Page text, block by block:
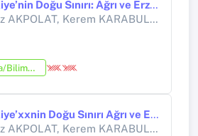
Türkiye’nin Doğu Sınırı: Ağrı ve Erzurum’da Göçmenler ve Göç Süreçleri
Yıldız AKPOLAT, Kerem KARABULUT, Dilek ÖZDEMİR, Songül GÜL, Özlem TOPÇUOĞLU, Güray ALPAR,
Araştırma/Bilimsel Kitap (Tez Hariç)
Türkiye’xxnin Doğu Sınırı Ağrı ve Erzurum’xxda Göçmenler ve Göç Süreçleri
Yıldız AKPOLAT, Kerem KARABULUT, Dilek ÖZDEMİR, Songül GÜL, Özlem TOPÇUOĞLU,